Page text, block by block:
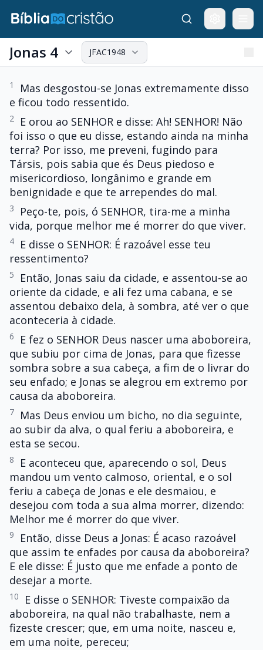
Jonas 4 JFAC1948
1
Mas desgostou-se Jonas extremamente disso
e ficou todo ressentido.
2
E orou ao SENHOR e disse: Ah! SENHOR! Não
foi isso o que eu disse, estando ainda na minha
terra? Por isso, me preveni, fugindo para
Társis, pois sabia que és Deus piedoso e
misericordioso, longânimo e grande em
benignidade e que te arrependes do mal.
3
Peço-te, pois, ó SENHOR, tira-me a minha
vida, porque melhor me é morrer do que viver.
4
E disse o SENHOR: É razoável esse teu
ressentimento?
5
Então, Jonas saiu da cidade, e assentou-se ao
oriente da cidade, e ali fez uma cabana, e se
assentou debaixo dela, à sombra, até ver o que
aconteceria à cidade.
6
E fez o SENHOR Deus nascer uma aboboreira,
que subiu por cima de Jonas, para que fizesse
sombra sobre a sua cabeça, a fim de o livrar do
seu enfado; e Jonas se alegrou em extremo por
causa da aboboreira.
7
Mas Deus enviou um bicho, no dia seguinte,
ao subir da alva, o qual feriu a aboboreira, e
esta se secou.
8
E aconteceu que, aparecendo o sol, Deus
mandou um vento calmoso, oriental, e o sol
feriu a cabeça de Jonas e ele desmaiou, e
desejou com toda a sua alma morrer, dizendo:
Melhor me é morrer do que viver.
9
Então, disse Deus a Jonas: É acaso razoável
que assim te enfades por causa da aboboreira?
E ele disse: É justo que me enfade a ponto de
desejar a morte.
10
E disse o SENHOR: Tiveste compaixão da
aboboreira, na qual não trabalhaste, nem a
fizeste crescer; que, em uma noite, nasceu e,
em uma noite, pereceu;